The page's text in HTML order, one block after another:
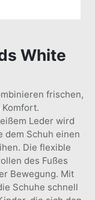
White
frischen,
Leder wird
dem Schuh einen
Die flexible
des Fußes
Bewegung. Mit
Schuhe schnell